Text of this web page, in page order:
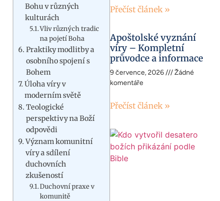
Bohu v různých
kulturách
Vliv různých tradic
na pojetí Boha
Praktiky modlitby a
osobního spojení s
Bohem
Úloha víry v
moderním světě
Teologické
perspektivy na Boží
odpovědi
Význam komunitní
víry a sdílení
duchovních
zkušeností
Duchovní praxe v
komunitě
Přečíst článek »
Apoštolské vyznání
víry – Kompletní
průvodce a informace
9 července, 2026
Žádné
komentáře
Přečíst článek »